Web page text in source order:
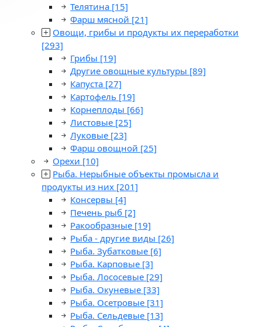
Телятина [15]
Фарш мясной [21]
Овощи, грибы и продукты их переработки
[293]
Грибы [19]
Другие овощные культуры [89]
Капуста [27]
Картофель [19]
Корнеплоды [66]
Листовые [25]
Луковые [23]
Фарш овощной [25]
Орехи [10]
Рыба. Нерыбные объекты промысла и
продукты из них [201]
Консервы [4]
Печень рыб [2]
Ракообразные [19]
Рыба - другие виды [26]
Рыба. Зубатковые [6]
Рыба. Карповые [3]
Рыба. Лососевые [29]
Рыба. Окуневые [33]
Рыба. Осетровые [31]
Рыба. Сельдевые [13]